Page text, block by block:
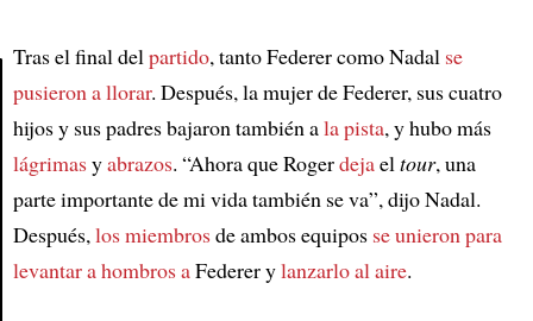
Article
Tras el final del partido, tanto Federer como Nadal se
pusieron a llorar. Después, la mujer de Federer, sus cuatro
hijos y sus padres bajaron también ala pista, y hubo más
lágrimasyabrazos. “Ahora que Rogerdejael tour, una
parte importante de mi vida también se va”, dijo Nadal.
Después, los miembrosde ambos equipos se unieron para
levantar a hombros aFederer ylanzarlo al aire.